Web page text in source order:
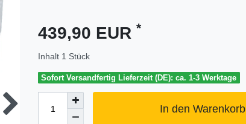
439,90 EUR *
Inhalt 1 Stück
Sofort Versandfertig Lieferzeit (DE): ca. 1-3 Werktage
In den Warenkorb